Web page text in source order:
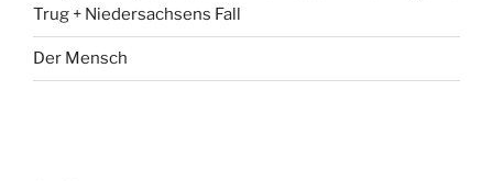
Trug + Niedersachsens Fall
Der Mensch